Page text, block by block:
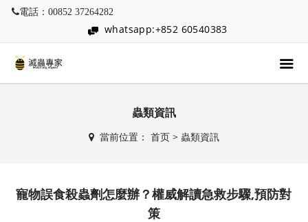
電話：00852 37264282
whatsapp:+852 60540383
蟲類資訊
當前位置： 首页> 蟲類資訊
寵物誤食殺蟲劑怎麼辦？權威解讀急救步驟,預防對
策